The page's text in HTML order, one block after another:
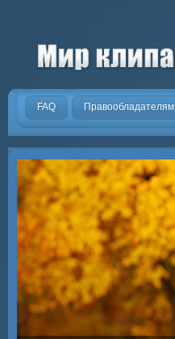
FAQ Правообладателям